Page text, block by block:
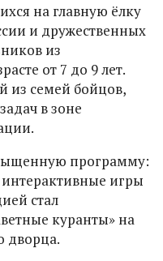
на главную ёлку
и дружественных
из
от 7 до 9 лет.
из семей бойцов,
в зоне
программу:
игры
стал
куранты» на
дворца.